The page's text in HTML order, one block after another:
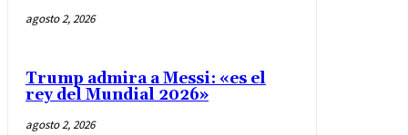
agosto 2, 2026
Trump admira a Messi: «es el
rey del Mundial 2026»
agosto 2, 2026